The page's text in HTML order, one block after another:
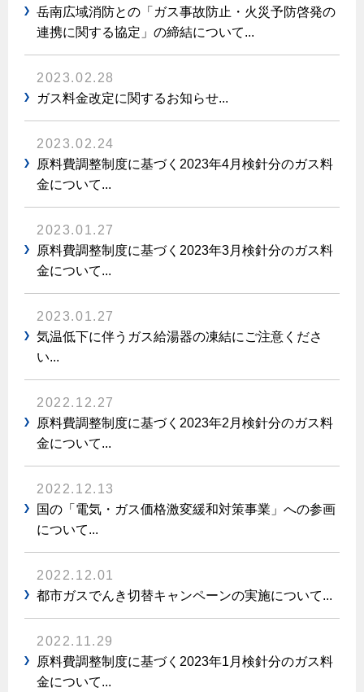
ガス工事に関する約款・委託要件・内管工事見積単価表
道路・敷地内で工事をされる皆さまへ
ガスを安全にお使いいただくために
安全対策
ガスメーターの役割と安全機能
古くなったガス管の交換のおすすめ
正しい接続で安全に
長期使用製品安全点検制度について
換気と給排気設備の注意点
冬季の注意
保安体制について
各種手続き
お引越しのときには
ガス使用停止のご案内
インターネット受付
プロパンガスから都市ガスへの切り替え
都市ガス切り替えのメリット
導入事例
都市ガス切り替え事例
浴室暖房乾燥機・脱衣室
ミストサウナ
衣類乾燥機
ガスファンヒーター
ガス温水床暖房・ルームヒーター
岳南広域消防との「ガス事故防止・火災予防啓発の
連携に関する協定」の締結について...
2023.02.28
ガス料金改定に関するお知らせ...
2023.02.24
原料費調整制度に基づく2023年4月検針分のガス料
金について...
2023.01.27
原料費調整制度に基づく2023年3月検針分のガス料
金について...
2023.01.27
気温低下に伴うガス給湯器の凍結にご注意くださ
い...
2022.12.27
原料費調整制度に基づく2023年2月検針分のガス料
金について...
2022.12.13
国の「電気・ガス価格激変緩和対策事業」への参画
について...
2022.12.01
都市ガスでんき切替キャンペーンの実施について...
2022.11.29
原料費調整制度に基づく2023年1月検針分のガス料
金について...